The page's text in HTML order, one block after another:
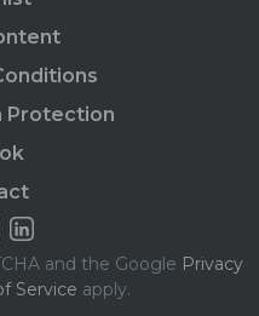
Protection
and the Google Privacy
Service apply.